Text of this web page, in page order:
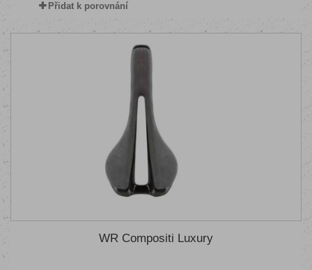
Přidat k porovnání
WR Compositi Luxury